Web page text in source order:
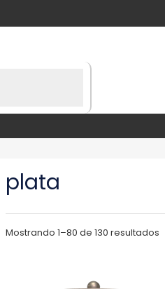
plata
Mostrando 1–80 de 130 resultados